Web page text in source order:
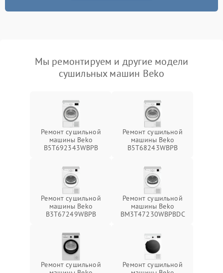
Мы ремонтируем и другие модели
сушильных машин Beko
Ремонт сушильной
машины Beko
B5T692343WBPB
Ремонт сушильной
машины Beko
B5T68243WBPB
Ремонт сушильной
машины Beko
B3T67249WBPB
Ремонт сушильной
машины Beko
BM3T47230WBPBDC
Ремонт сушильной
Ремонт сушильной